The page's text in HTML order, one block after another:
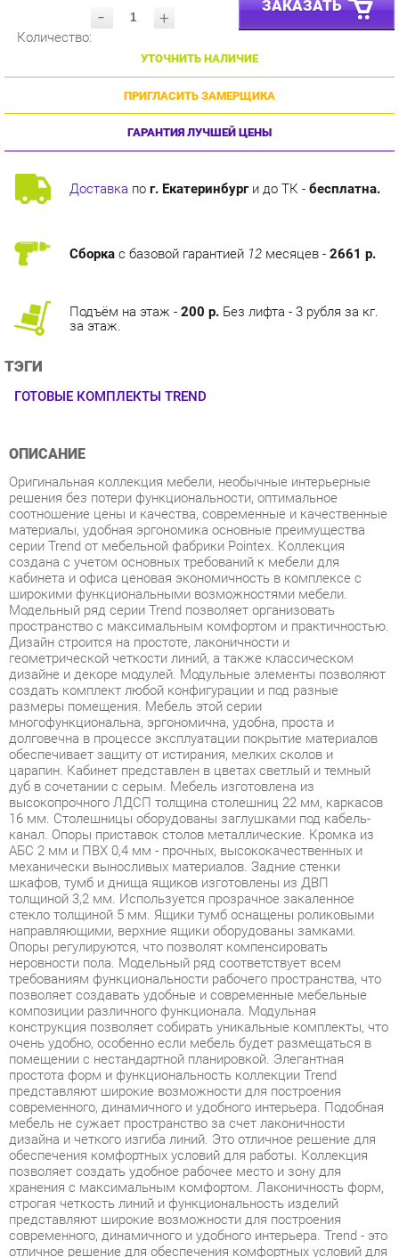
УТОЧНИТЬ НАЛИЧИЕ
ПРИГЛАСИТЬ ЗАМЕРЩИКА
ГАРАНТИЯ ЛУЧШЕЙ ЦЕНЫ
Доставкапог. Екатеринбурги до ТК -бесплатна.
ТЭГИ
ОПИСАНИЕ
решения без потери функциональности, оптимальное
соотношение цены и качества, современные и качественные
материалы, удобная эргономика основные преимущества
серии Trend от мебельной фабрики Pointex. Коллекция
создана с учетом основных требований к мебели для
кабинета и офиса ценовая экономичность в комплексе с
широкими функциональными возможностями мебели.
Модельный ряд серии Trend позволяет организовать
пространство с максимальным комфортом и практичностью.
Дизайн строится на простоте, лаконичности и
геометрической четкости линий, а также классическом
дизайне и декоре модулей. Модульные элементы позволяют
создать комплект любой конфигурации и под разные
размеры помещения. Мебель этой серии
многофункциональна, эргономична, удобна, проста и
долговечна в процессе эксплуатации покрытие материалов
обеспечивает защиту от истирания, мелких сколов и
царапин. Кабинет представлен в цветах светлый и темный
дуб в сочетании с серым. Мебель изготовлена из
высокопрочного ЛДСП толщина столешниц 22 мм, каркасов
16 мм. Столешницы оборудованы заглушками под кабель-
канал. Опоры приставок столов металлические. Кромка из
АБС 2 мм и ПВХ 0,4 мм - прочных, высококачественных и
механически выносливых материалов. Задние стенки
шкафов, тумб и днища ящиков изготовлены из ДВП
толщиной 3,2 мм. Используется прозрачное закаленное
стекло толщиной 5 мм. Ящики тумб оснащены роликовыми
направляющими, верхние ящики оборудованы замками.
Опоры регулируются, что позволят компенсировать
неровности пола. Модельный ряд соответствует всем
требованиям функциональности рабочего пространства, что
позволяет создавать удобные и современные мебельные
композиции различного функционала. Модульная
конструкция позволяет собирать уникальные комплекты, что
очень удобно, особенно если мебель будет размещаться в
помещении с нестандартной планировкой. Элегантная
простота форм и функциональность коллекции Trend
представляют широкие возможности для построения
современного, динамичного и удобного интерьера. Подобная
мебель не сужает пространство за счет лаконичности
дизайна и четкого изгиба линий. Это отличное решение для
обеспечения комфортных условий для работы. Коллекция
позволяет создать удобное рабочее место и зону для
хранения с максимальным комфортом. Лаконичность форм,
строгая четкость линий и функциональность изделий
представляют широкие возможности для построения
современного, динамичного и удобного интерьера. Trend - это
отличное решение для обеспечения комфортных условий для
работы, а также современное и качественное оснащение для
офиса в формате open-space, переговорной зоны и
отдельного кабинета, позволяющее оптимизировать
пространство без ущерба для функциональности и удобства.
Широкая база элементов позволит создать полноценный